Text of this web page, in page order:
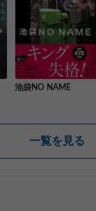
池袋NO NAME
一覧を見る